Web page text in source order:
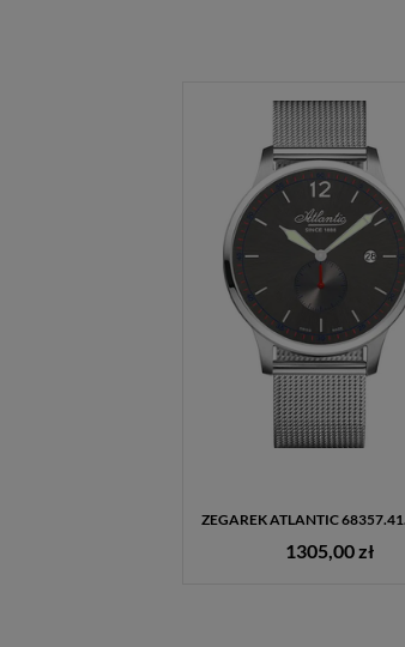
1305,00 zł